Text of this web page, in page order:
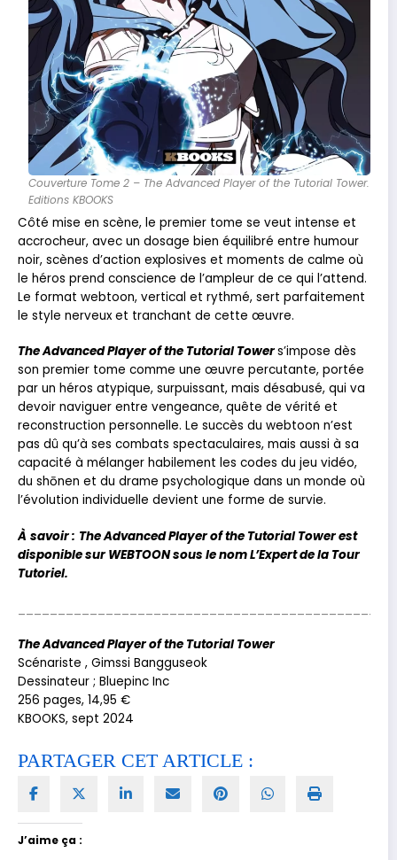
Couverture Tome 2 – The Advanced Player of the Tutorial Tower.
Editions KBOOKS
Côté mise en scène, le premier tome se veut intense et
accrocheur, avec un dosage bien équilibré entre humour
noir, scènes d’action explosives et moments de calme où
le héros prend conscience de l’ampleur de ce qui l’attend.
Le format webtoon, vertical et rythmé, sert parfaitement
le style nerveux et tranchant de cette œuvre.
The Advanced Player of the Tutorial Towers’impose dès
son premier tome comme une œuvre percutante, portée
par un héros atypique, surpuissant, mais désabusé, qui va
devoir naviguer entre vengeance, quête de vérité et
reconstruction personnelle. Le succès du webtoon n’est
pas dû qu’à ses combats spectaculaires, mais aussi à sa
capacité à mélanger habilement les codes du jeu vidéo,
du shōnen et du drame psychologique dans un monde où
l’évolution individuelle devient une forme de survie.
À savoir : The Advanced Player of the Tutorial Tower est
disponible sur WEBTOON sous le nomL’Expert de la Tour
Tutoriel.
The Advanced Player of the Tutorial Tower
Scénariste , Gimssi Bangguseok
Dessinateur ; Bluepinc Inc
256 pages, 14,95 €
KBOOKS, sept 2024
PARTAGER CET ARTICLE :
J’aime ça :